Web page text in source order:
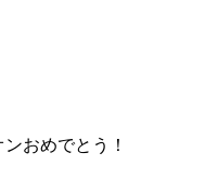
おめでとう！